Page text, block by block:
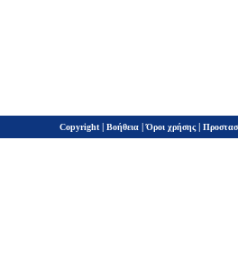
Copyright | Βοήθεια |Όροι χρήσης |